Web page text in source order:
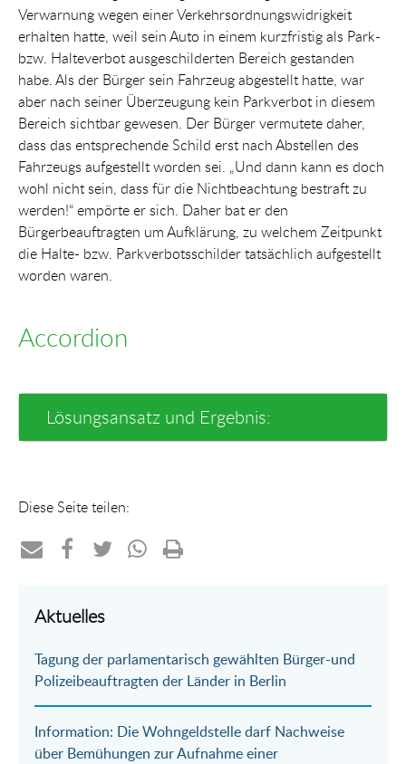
Verwarnung wegen einer Verkehrsordnungswidrigkeit
erhalten hatte, weil sein Auto in einem kurzfristig als Park-
bzw. Halteverbot ausgeschilderten Bereich gestanden
habe. Als der Bürger sein Fahrzeug abgestellt hatte, war
aber nach seiner Überzeugung kein Parkverbot in diesem
Bereich sichtbar gewesen. Der Bürger vermutete daher,
dass das entsprechende Schild erst nach Abstellen des
Fahrzeugs aufgestellt worden sei. „Und dann kann es doch
wohl nicht sein, dass für die Nichtbeachtung bestraft zu
werden!“ empörte er sich. Daher bat er den
Bürgerbeauftragten um Aufklärung, zu welchem Zeitpunkt
die Halte- bzw. Parkverbotsschilder tatsächlich aufgestellt
worden waren.
Accordion
Lösungsansatz und Ergebnis:
Diese Seite teilen:
per
Mail
auf
Aktuelles
Tagung der parlamentarisch gewählten Bürger-und
Polizeibeauftragten der Länder in Berlin
Information: Die Wohngeldstelle darf Nachweise
über Bemühungen zur Aufnahme einer